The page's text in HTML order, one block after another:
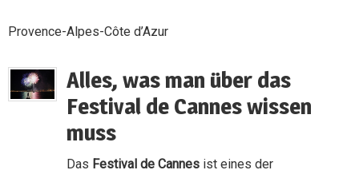
Provence-Alpes-Côte d’Azur
Alles, was man über das
Festival de Cannes wissen
muss
Das Festival de Cannes ist eines der